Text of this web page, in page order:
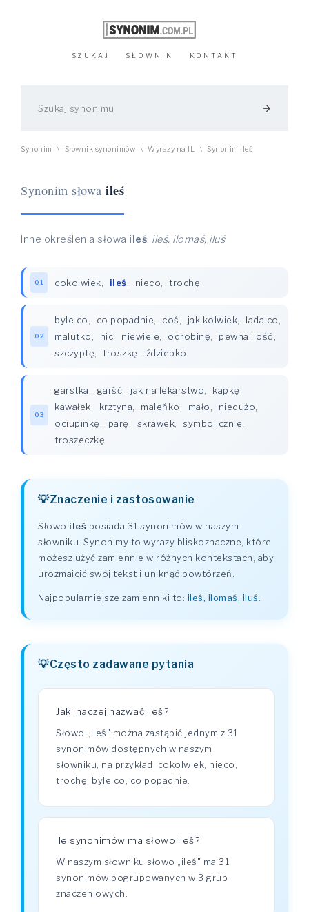
SZUKAJ SŁOWNIK KONTAKT
arrow_forward
Synonim \ Słownik synonimów \ Wyrazy na IL \ Synonim ileś
Synonim słowa ileś
Inne określenia słowa ileś: ileś, ilomaś, iluś
01 cokolwiek ileś nieco trochę
02
byle co co popadnie coś jakikolwiek lada co
malutko
nic niewiele odrobinę pewna ilość
szczyptę
troszkę ździebko
03
garstka garść jak na lekarstwo kapkę
kawałek
krztyna maleńko mało niedużo
ociupinkę
parę skrawek symbolicznie
troszeczkę
Znaczenie i zastosowanie
Słowo ileś posiada 31 synonimów w naszym
słowniku. Synonimy to wyrazy bliskoznaczne, które
możesz użyć zamiennie w różnych kontekstach, aby
urozmaicić swój tekst i uniknąć powtórzeń.
Najpopularniejsze zamienniki to: ileś, ilomaś, iluś
Często zadawane pytania
Jak inaczej nazwać ileś?
Słowo „ileś" można zastąpić jednym z 31
synonimów dostępnych w naszym
słowniku, na przykład: cokolwiek, nieco,
trochę, byle co, co popadnie.
Ile synonimów ma słowo ileś?
W naszym słowniku słowo „ileś" ma 31
synonimów pogrupowanych w 3 grup
znaczeniowych.